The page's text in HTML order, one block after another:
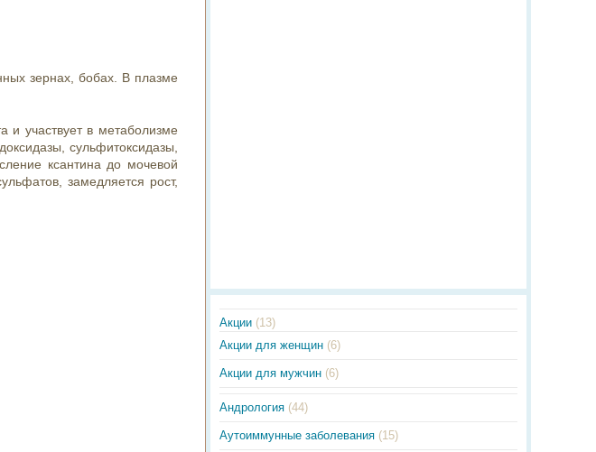
зернах, бобах. В плазме
участвует в метаболизме
сульфитоксидазы,
ксантина до мочевой
замедляется рост,
Акции (13)
Акции для женщин (6)
Акции для мужчин (6)
Андрология (44)
Аутоиммунные заболевания (15)